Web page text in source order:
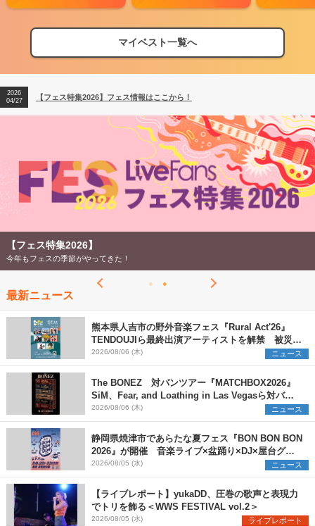
マイベスト一覧へ
【フェス特集2026】フェス情報はここから！
【ライブ動員ランキング】2026年上半期編発表！
2026
04/27
【フェス特集2026】フェス情報はここから！
2026
【ライブ動員ランキング】2026年上半期編発表！
【フェス特集2026】
今年もフェスの季節がやってきた！
最新ニュース
熊本県人吉市の野外音楽フェス『Rural Act'26』
TENDOUJIら最終出演アーティストを解禁 被災地
支援プロジェクトの始動も発表
2026/08/06 (木) ニュース
The BONEZ 対バンツアー『MATCHBOX2026』
SiM、Fear, and Loathing in Las Vegasら対バン
アーティストを一斉解禁
2026/08/06 (木) ニュース
静岡県焼津市であらたな夏フェス『BON BON BON
2026』が開催 音楽ライブ×盆踊り×DJ×屋台グル
メ×ランタンナイトで彩る2日間
2026/08/05 (水) ニュース
【ライブレポート】yukaDD、圧巻の歌声と表現力
でトリを飾る＜WWS FESTIVAL vol.2＞
2026/08/05 (水) ライブレポート